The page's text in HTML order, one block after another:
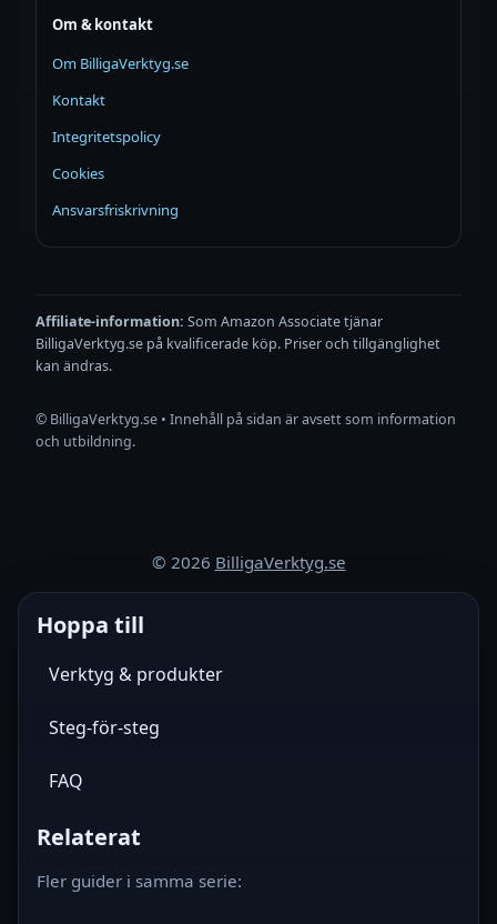
Om & kontakt
Om BilligaVerktyg.se
Kontakt
Integritetspolicy
Cookies
Ansvarsfriskrivning
Affiliate-information: Som Amazon Associate tjänar
BilligaVerktyg.se på kvalificerade köp. Priser och tillgänglighet
kan ändras.
© BilligaVerktyg.se • Innehåll på sidan är avsett som information
och utbildning.
© 2026 BilligaVerktyg.se
Hoppa till
Verktyg & produkter
Steg-för-steg
FAQ
Relaterat
Fler guider i samma serie: